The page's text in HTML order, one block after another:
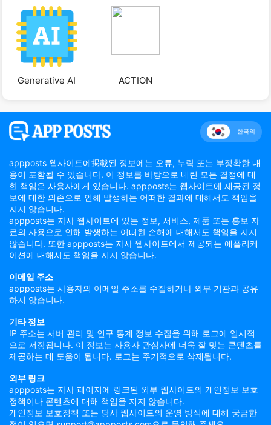
Generative AI ACTION
한국의
appposts 웹사이트에掲載된 정보에는 오류, 누락 또는 부정확한 내
용이 포함될 수 있습니다. 이 정보를 바탕으로 내린 모든 결정에 대
한 책임은 사용자에게 있습니다. appposts는 웹사이트에 제공된 정
보에 대한 의존으로 인해 발생하는 어떠한 결과에 대해서도 책임을
지지 않습니다.
appposts는 자사 웹사이트에 있는 정보, 서비스, 제품 또는 홍보 자
료의 사용으로 인해 발생하는 어떠한 손해에 대해서도 책임을 지지
않습니다. 또한 appposts는 자사 웹사이트에서 제공되는 애플리케
이션에 대해서도 책임을 지지 않습니다.
이메일 주소
appposts는 사용자의 이메일 주소를 수집하거나 외부 기관과 공유
하지 않습니다.
기타 정보
IP 주소는 서버 관리 및 인구 통계 정보 수집을 위해 로그에 일시적
으로 저장됩니다. 이 정보는 사용자 관심사에 더욱 잘 맞는 콘텐츠를
제공하는 데 도움이 됩니다. 로그는 주기적으로 삭제됩니다.
외부 링크
appposts는 자사 페이지에 링크된 외부 웹사이트의 개인정보 보호
정책이나 콘텐츠에 대해 책임을 지지 않습니다.
개인정보 보호정책 또는 당사 웹사이트의 운영 방식에 대해 궁금한